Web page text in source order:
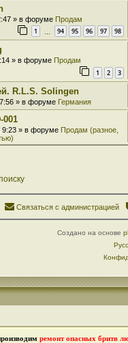
» в форуме Продам
1 94 95 96 97 98
» в форуме Продам
1 2 3
R.L.S. Solingen
» в форуме Германия
9:23 » в форуме Продам (разное,
Связаться с администрацией
Создано на основе
ремонт опасных бритв